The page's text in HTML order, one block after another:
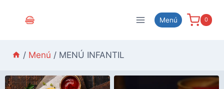
Menú 0
/ Menú / MENÚ INFANTIL